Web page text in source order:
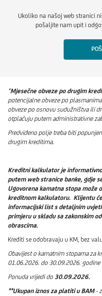
Ukoliko na našoj web stranici
pošaljite nam upit i
*Mjesečne obveze po drugim
potencijalne obveze po
obveze po osnovu sudužništva ili
otplaćuju putem administrativne
Predviđeno polje treba biti
drugim kreditima.
Kreditni kalkulator je
putem web stranice banke, gdje
Ugovorena kamatna stopa može
kreditnom kalkulatoru. Klijentu
informacijski list s detaljnim
primjeru u skladu sa zakonskim
obrascima.
Krediti se odobravaju u KM, bez
Obavijest o kamatnim stopama za
01.06.2026. do 30.09.2026.
Ponuda vrijedi do 30.09.2026.
**Ukupan iznos za platiti u BAM -